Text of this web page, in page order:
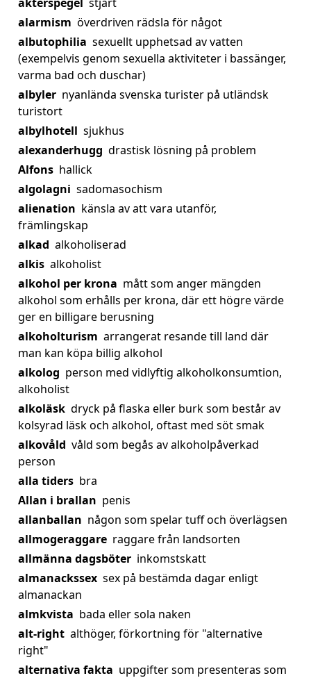
alarmism överdriven rädsla för något
albutophilia sexuellt upphetsad av vatten
(exempelvis genom sexuella aktiviteter i bassänger,
varma bad och duschar)
albyler nyanlända svenska turister på utländsk
turistort
albylhotell sjukhus
alexanderhugg drastisk lösning på problem
Alfons hallick
algolagni sadomasochism
alienation känsla av att vara utanför,
främlingskap
alkad alkoholiserad
alkis alkoholist
alkohol per krona mått som anger mängden
alkohol som erhålls per krona, där ett högre värde
ger en billigare berusning
alkoholturism arrangerat resande till land där
man kan köpa billig alkohol
alkolog person med vidlyftig alkoholkonsumtion,
alkoholist
alkoläsk dryck på flaska eller burk som består av
kolsyrad läsk och alkohol, oftast med söt smak
alkovåld våld som begås av alkoholpåverkad
person
alla tiders bra
Allan i brallan penis
allanballan någon som spelar tuff och överlägsen
allmogeraggare raggare från landsorten
allmänna dagsböter inkomstskatt
almanackssex sex på bestämda dagar enligt
almanackan
almkvista bada eller sola naken
alt-right althöger, förkortning för "alternative
right"
alternativa fakta uppgifter som presenteras som